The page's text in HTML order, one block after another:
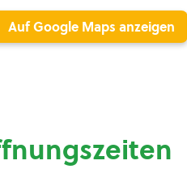
Auf Google Maps anzeigen